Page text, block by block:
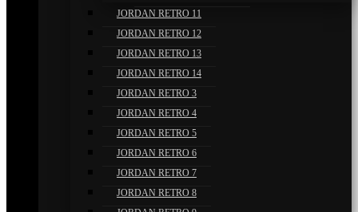
JORDAN RETRO 11
JORDAN RETRO 12
JORDAN RETRO 13
JORDAN RETRO 14
JORDAN RETRO 3
JORDAN RETRO 4
JORDAN RETRO 5
JORDAN RETRO 6
JORDAN RETRO 7
JORDAN RETRO 8